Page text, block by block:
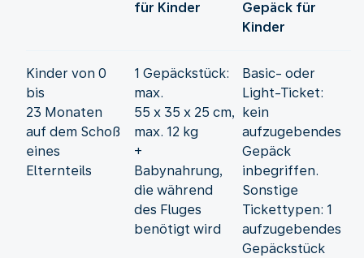
für Kinder
Gepäck für
Kinder
Kinder von 0
bis
23 Monaten
auf dem Schoß
eines
Elternteils
1 Gepäckstück:
max.
55 x 35 x 25 cm,
max. 12 kg
+
Babynahrung,
die während
des Fluges
benötigt wird
Basic- oder
Light-Ticket:
kein
aufzugebendes
Gepäck
inbegriffen.
Sonstige
Tickettypen: 1
aufzugebendes
Gepäckstück